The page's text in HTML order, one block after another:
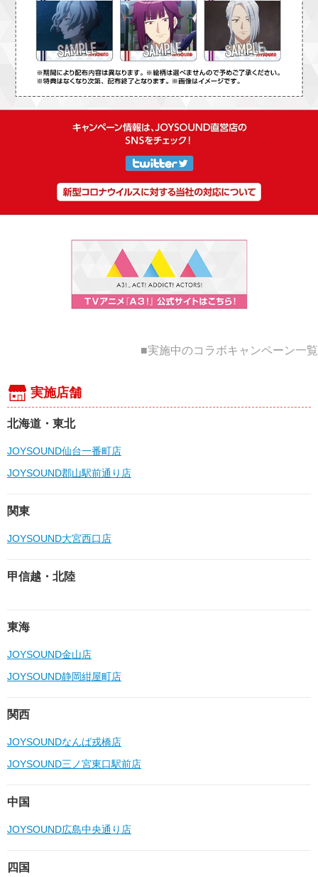
■実施中のコラボキャンペーン一覧
実施店舗
北海道・東北
JOYSOUND仙台一番町店
JOYSOUND郡山駅前通り店
関東
JOYSOUND大宮西口店
甲信越・北陸
東海
JOYSOUND金山店
JOYSOUND静岡紺屋町店
関西
JOYSOUNDなんば戎橋店
JOYSOUND三ノ宮東口駅前店
中国
JOYSOUND広島中央通り店
四国